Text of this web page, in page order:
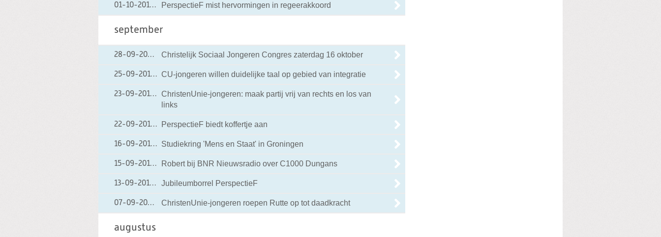
01-10-201001-10-2010 11:17
PerspectieF mist hervormingen in regeerakkoord
september
28-09-2010 28-09-2010 08:11
Christelijk Sociaal Jongeren Congres zaterdag 16 oktober
25-09-201025-09-2010 08:17
CU-jongeren willen duidelijke taal op gebied van integratie
23-09-201023-09-2010 08:04
ChristenUnie-jongeren: maak partij vrij van rechts en los van
links
22-09-201022-09-2010 20:48
PerspectieF biedt koffertje aan
16-09-201016-09-2010 20:31
Studiekring 'Mens en Staat' in Groningen
15-09-201015-09-2010 19:23
Robert bij BNR Nieuwsradio over C1000 Dungans
13-09-201013-09-2010 19:13
Jubileumborrel PerspectieF
07-09-2010 07-09-2010 16:27
ChristenUnie-jongeren roepen Rutte op tot daadkracht
augustus